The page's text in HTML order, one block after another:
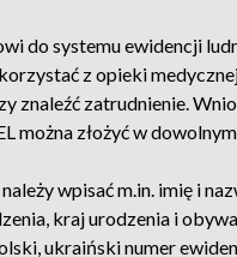
do systemu ewidencji
z opieki
znaleźć zatrudnienie.
można złożyć w
wpisać m.in. imię i
kraj urodzenia i
ukraiński numer